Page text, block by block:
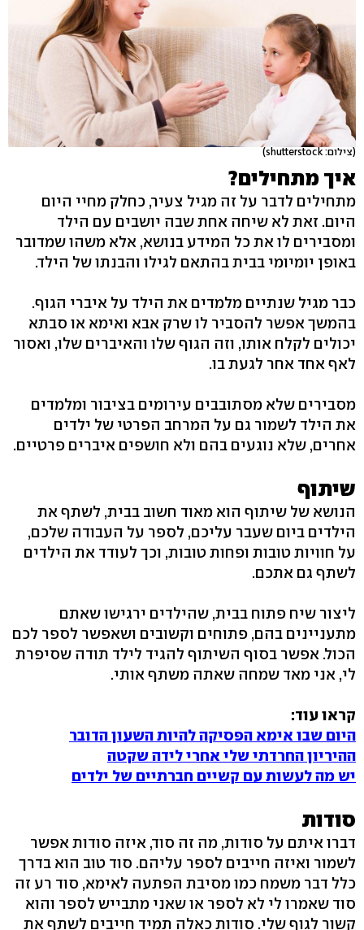
(צילום: shutterstock)
איך מתחילים?
מתחילים לדבר על זה מגיל צעיר, כחלק מחיי היום
היום. זאת לא שיחה אחת שבה יושבים עם הילד
ומסבירים לו את כל המידע בנושא, אלא משהו שמדובר
באופן יומיומי בבית בהתאם לגילו והבנתו של הילד.
כבר מגיל שנתיים מלמדים את הילד על איברי הגוף.
בהמשך אפשר להסביר לו שרק אבא ואימא או סבתא
יכולים לקלח אותו, וזה הגוף שלו והאיברים שלו, ואסור
לאף אחד אחר לגעת בו.
מסבירים שלא מסתובבים עירומים בציבור ומלמדים
את הילד לשמור גם על המרחב הפרטי של ילדים
אחרים, שלא נוגעים בהם ולא חושפים איברים פרטיים.
שיתוף
הנושא של שיתוף הוא מאוד חשוב בבית, לשתף את
הילדים ביום שעבר עליכם, לספר על העבודה שלכם,
על חוויות טובות ופחות טובות, וכך לעודד את הילדים
לשתף גם אתכם.
ליצור שיח פתוח בבית, שהילדים ירגישו שאתם
מתעניינים בהם, פתוחים וקשובים ושאפשר לספר לכם
הכול. אפשר בסוף השיתוף להגיד לילד תודה שסיפרת
לי, אני מאד שמחה שאתה משתף אותי.
קראו עוד:
היום שבו אימא הפסיקה להיות השעון הדובר
ההיריון החרדתי שלי אחרי לידה שקטה
יש מה לעשות עם קשיים חברתיים של ילדים
סודות
דברו איתם על סודות, מה זה סוד, איזה סודות אפשר
לשמור ואיזה חייבים לספר עליהם. סוד טוב הוא בדרך
כלל דבר משמח כמו מסיבת הפתעה לאימא, סוד רע זה
סוד שאמרו לי לא לספר או שאני מתבייש לספר והוא
קשור לגוף שלי. סודות כאלה תמיד חייבים לשתף את